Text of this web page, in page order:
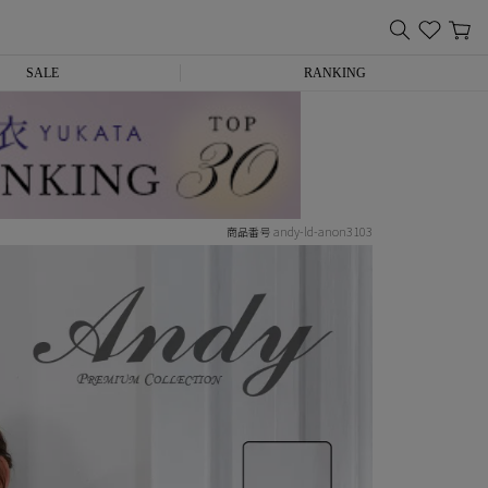
SALE RANKING
商品番号 andy-ld-anon3103